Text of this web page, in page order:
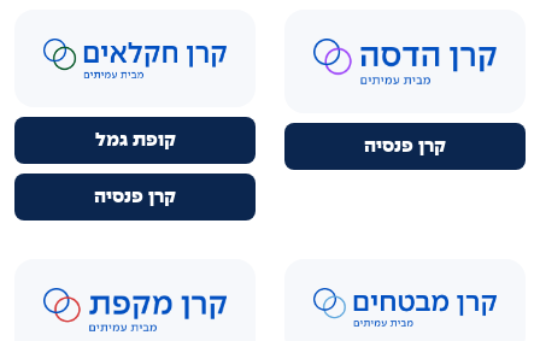
קרן פנסיה קופת גמל
קרן פנסיה